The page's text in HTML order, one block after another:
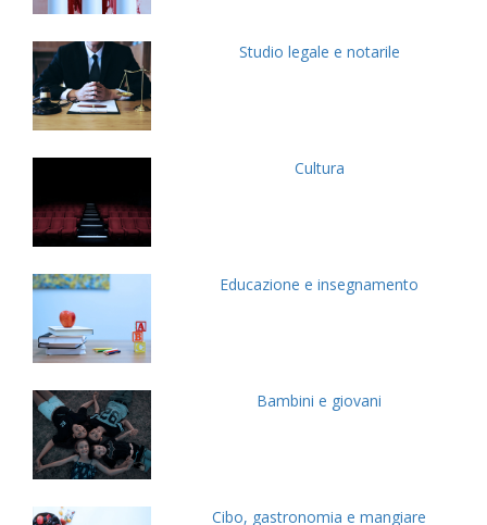
Studio legale e notarile
Cultura
Educazione e insegnamento
Bambini e giovani
Cibo, gastronomia e mangiare